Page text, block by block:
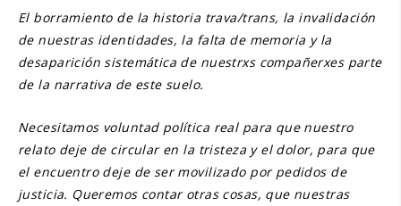
El borramiento de la historia trava/trans, la invalidación
de nuestras identidades, la falta de memoria y la
desaparición sistemática de nuestrxs compañerxes parte
de la narrativa de este suelo.
Necesitamos voluntad política real para que nuestro
relato deje de circular en la tristeza y el dolor, para que
el encuentro deje de ser movilizado por pedidos de
justicia. Queremos contar otras cosas, que nuestras